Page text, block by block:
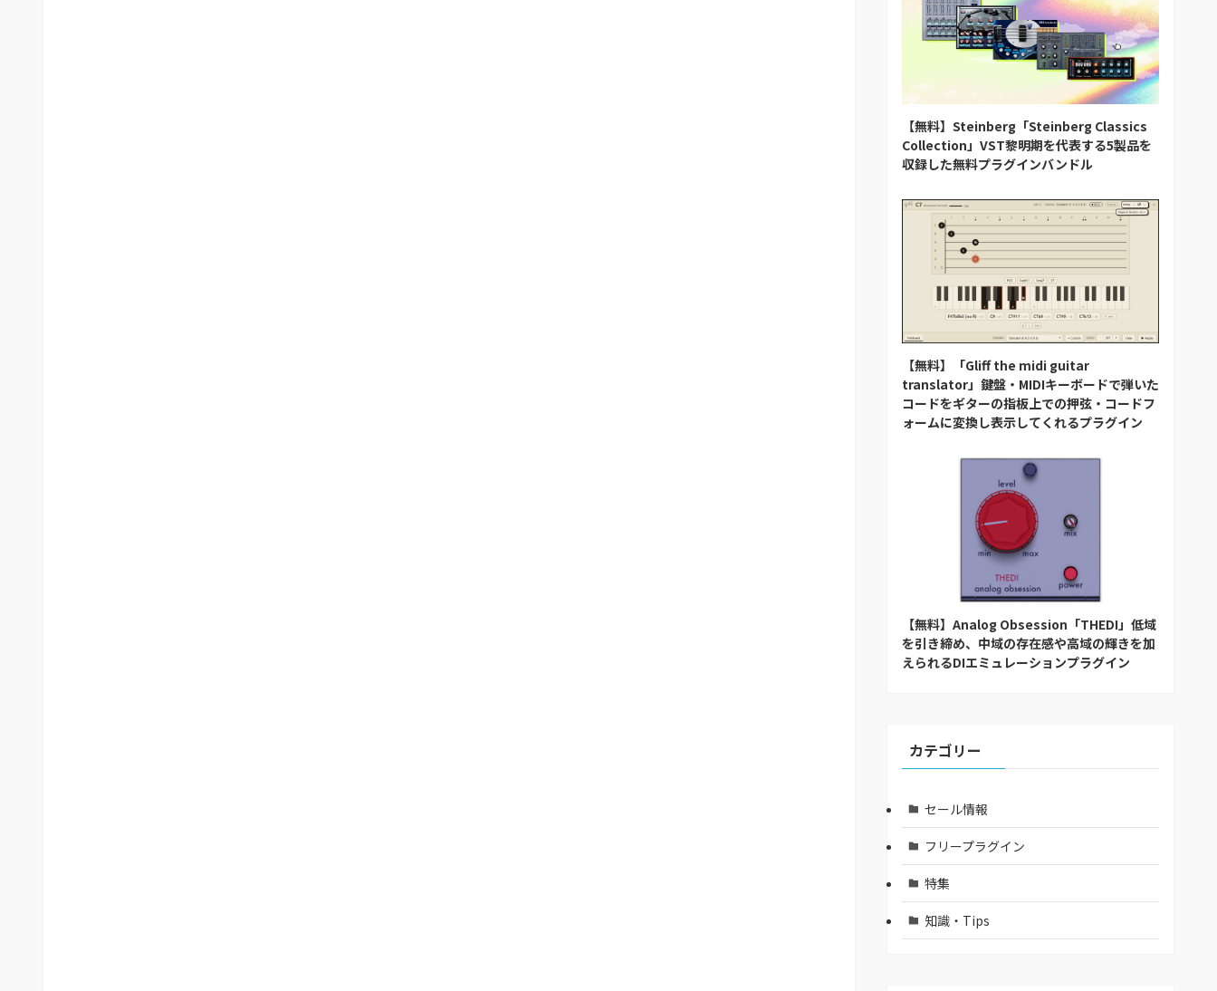
【無料】Steinberg「Steinberg Classics
Collection」VST黎明期を代表する5製品を
収録した無料プラグインバンドル
【無料】「Gliff the midi guitar
translator」鍵盤・MIDIキーボードで弾いた
コードをギターの指板上での押弦・コードフ
ォームに変換し表示してくれるプラグイン
【無料】Analog Obsession「THEDI」低域
を引き締め、中域の存在感や高域の輝きを加
えられるDIエミュレーションプラグイン
カテゴリー
セール情報
フリープラグイン
特集
知識・Tips